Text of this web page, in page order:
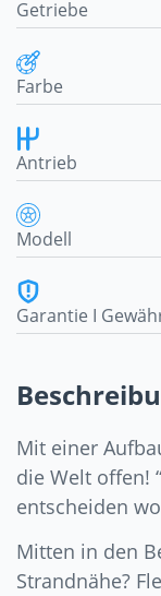
Getriebe
Farbe
Antrieb
Modell
Garantie I
Mit einer
die Welt offen!
entscheiden
Mitten in den
Strandnähe?